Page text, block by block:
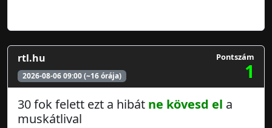
rtl.hu
2026-08-06 09:00 (~16 órája)
Pontszám
1
30 fok felett ezt a hibát ne kövesd el a
muskátlival